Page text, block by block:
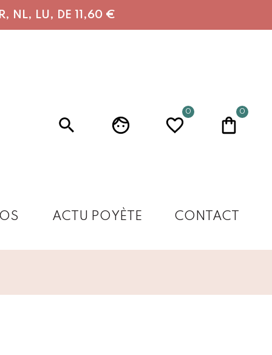
NL, LU, DE 11,60 €
0 0
ACTU POYÈTE CONTACT